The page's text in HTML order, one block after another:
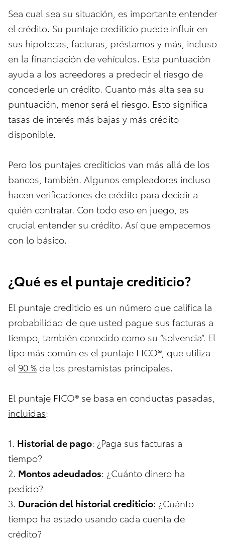
Sea cual sea su situación, es importante entender
el crédito. Su puntaje crediticio puede influir en
sus hipotecas, facturas, préstamos y más, incluso
en la financiación de vehículos. Esta puntuación
ayuda a los acreedores a predecir el riesgo de
concederle un crédito. Cuanto más alta sea su
puntuación, menor será el riesgo. Esto significa
tasas de interés más bajas y más crédito
disponible.
Pero los puntajes crediticios van más allá de los
bancos, también. Algunos empleadores incluso
hacen verificaciones de crédito para decidir a
quién contratar. Con todo eso en juego, es
crucial entender su crédito. Así que empecemos
con lo básico.
¿Qué es el puntaje crediticio?
El puntaje crediticio es un número que califica la
probabilidad de que usted pague sus facturas a
tiempo, también conocido como su “solvencia”. El
tipo más común es el puntaje FICO®, que utiliza
el 90 % de los prestamistas principales.
El puntaje FICO® se basa en conductas pasadas,
incluidas:
1. Historial de pago: ¿Paga sus facturas a
tiempo?
2. Montos adeudados: ¿Cuánto dinero ha
pedido?
3. Duración del historial crediticio: ¿Cuánto
tiempo ha estado usando cada cuenta de
crédito?